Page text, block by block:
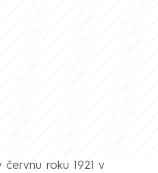
červnu roku 1921 v